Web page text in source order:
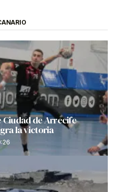
de Arrecife
la victoria